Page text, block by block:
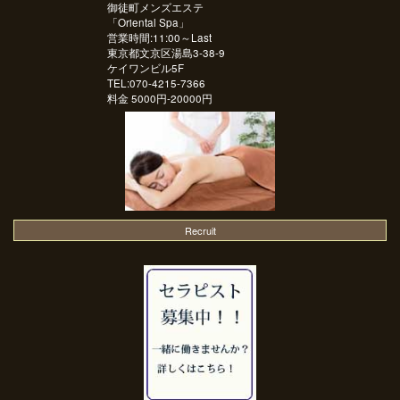
御徒町メンズエステ
「Oriental Spa 」
営業時間:11:00～Last
東京都文京区湯島3-38-9
ケイワンビル5F
TEL:070-4215-7366
料金5000円-20000円
Recruit